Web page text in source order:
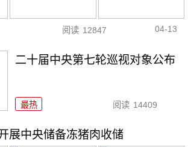
阅读 12847 04-13
二十届中央第七轮巡视对象公布
最热 阅读 14409
展中央储备冻猪肉收储